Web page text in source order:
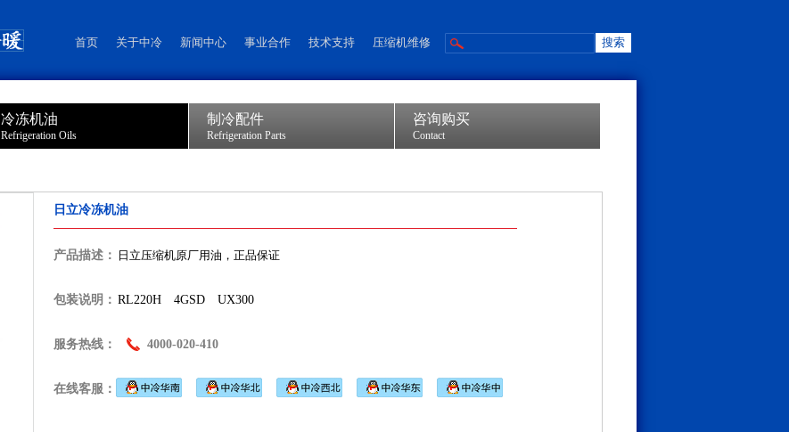
首页 关于中冷 新闻中心 事业合作 技术支持 压缩机维修
冷冻机油
Refrigeration Oils
制冷配件
Refrigeration Parts
咨询购买
Contact
日立冷冻机油
产品描述： 日立压缩机原厂用油，正品保证
包装说明： RL220H 4GSD UX300
服务热线： 4000-020-410
在线客服：